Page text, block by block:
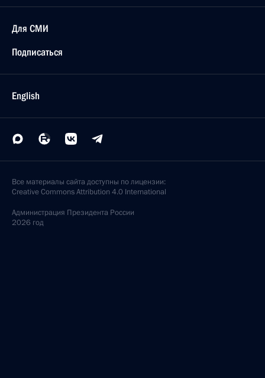
Для СМИ
Подписаться
English
Все материалы сайта доступны по лицензии:
Creative Commons Attribution 4.0 International
Администрация Президента России
2026 год